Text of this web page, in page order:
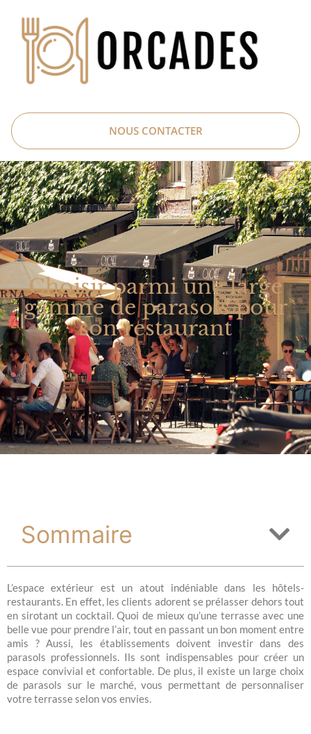
NOUS CONTACTER
Choisir parmi une large
gamme de parasols pour
son restaurant
Sommaire
L’espace extérieur est un atout indéniable dans les hôtels-
restaurants. En effet, les clients adorent se prélasser dehors tout
en sirotant un cocktail. Quoi de mieux qu’une terrasse avec une
belle vue pour prendre l’air, tout en passant un bon moment entre
amis ? Aussi, les établissements doivent investir dans des
parasols professionnels. Ils sont indispensables pour créer un
espace convivial et confortable. De plus, il existe un large choix
de parasols sur le marché, vous permettant de personnaliser
votre terrasse selon vos envies.